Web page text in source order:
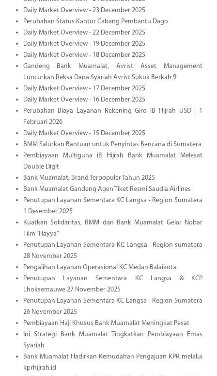
Daily Market Overview - 23 December 2025
Perubahan Status Kantor Cabang Pembantu Dago
Daily Market Overview - 22 December 2025
Daily Market Overview - 19 December 2025
Daily Market Overview - 18 December 2025
Gandeng Bank Muamalat, Avrist Asset Management
Luncurkan Reksa Dana Syariah Avrist Sukuk Berkah 9
Daily Market Overview - 17 December 2025
Daily Market Overview - 16 December 2025
Perubahan Biaya Layanan Rekening Giro iB Hijrah USD | 1
Februari 2026
Daily Market Overview - 15 December 2025
BMM Salurkan Bantuan untuk Penyintas Bencana di Sumatera
Pembiayaan Multiguna iB Hijrah Bank Muamalat Melesat
Double Digit
Bank Muamalat, Brand Terpopuler Tahun 2025
Bank Muamalat Gandeng Agen Tiket Resmi Saudia Airlines
Penutupan Layanan Sementara KC Langsa - Region Sumatera
1 Desember 2025
Kuatkan Solidaritas, BMM dan Bank Muamalat Gelar Nobar
Film “Hayya”
Penutupan Layanan Sementara KC Langsa - Region sumatera
28 November 2025
Pengalihan Layanan Operasional KC Medan Balaikota
Penutupan Layanan Sementara KC Langsa & KCP
Lhoksemauwe 27 November 2025
Penutupan Layanan Sementara KC Langsa - Region Sumatera
26 November 2025
Pembiayaan Haji Khusus Bank Muamalat Meningkat Pesat
Ini Strategi Bank Muamalat Tingkatkan Pembiayaan Emas
Syariah
Bank Muamalat Hadirkan Kemudahan Pengajuan KPR melalui
kprhijrah.id